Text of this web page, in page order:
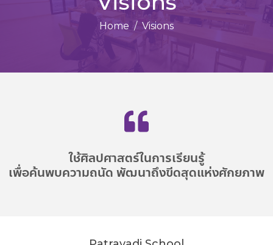
Home Visions
ใช้ศิลปศาสตร์ในการเรียนรู้
เพื่อค้นพบความถนัด พัฒนาถึงขีดสุดแห่งศักยภาพ